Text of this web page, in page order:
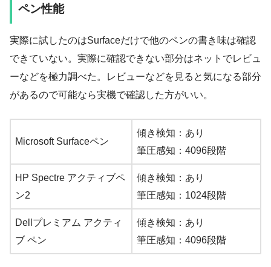
ペン性能
実際に試したのはSurfaceだけで他のペンの書き味は確認
できていない。実際に確認できない部分はネットでレビュ
ーなどを極力調べた。レビューなどを見ると気になる部分
があるので可能なら実機で確認した方がいい。
Microsoft Surfaceペン
傾き検知：あり
筆圧感知：4096段階
HP Spectre アクティブペ
ン2
傾き検知：あり
筆圧感知：1024段階
Dellプレミアム アクティ
ブ ペン
傾き検知：あり
筆圧感知：4096段階